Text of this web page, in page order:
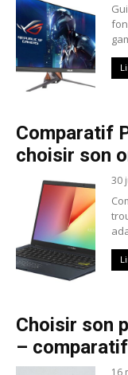
Comparatif
choisir son
30
Choisir son
–
16